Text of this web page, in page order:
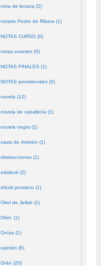
nota de lectura (2)
notario Pedro de Ribera (1)
NOTAS CURSO (0)
notas examen (0)
NOTAS FINALES (1)
NOTAS provisionales (0)
novela (12)
novela de caballería (1)
novela negra (1)
oasis de Ammón (1)
obstrucciones (1)
odaleuk (2)
oficial prusiano (1)
Okel de Jellab (1)
Okel. (1)
Onías (1)
opinión (6)
Orán (20)